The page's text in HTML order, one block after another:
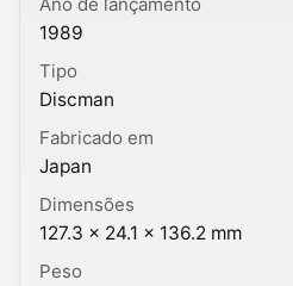
Ano de lançamento
1989
Tipo
Discman
Fabricado em
Japan
Dimensões
127.3 × 24.1 × 136.2 mm
Peso